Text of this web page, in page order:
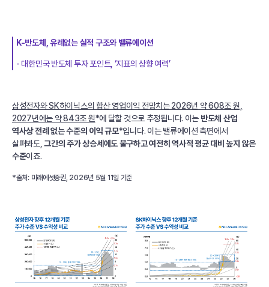
K-반도체, 유례없는 실적 구조와 밸류에이션
- 대한민국 반도체 투자 포인트, ‘지표의 상향 여력’
삼성전자와 SK하이닉스의 합산 영업이익 전망치는 2026년 약 608조 원,
2027년에는 약 843조 원*에 달할 것으로 추정됩니다. 이는 반도체 산업
역사상 전례 없는 수준의 이익 규모*입니다. 이는 밸류에이션 측면에서
살펴봐도,그간의 주가 상승세에도 불구하고 여전히 역사적 평균 대비 높지 않은
수준이죠.
*출처: 미래에셋증권, 2026년 5월 11일 기준